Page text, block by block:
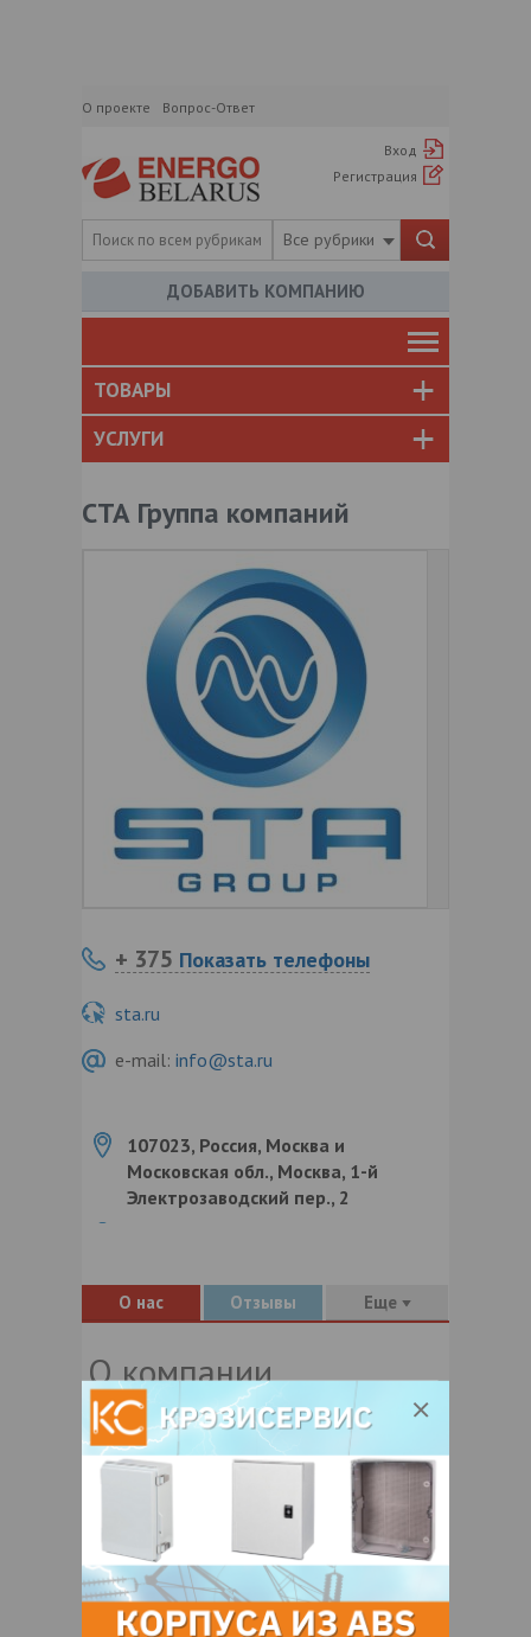
О проекте Вопрос-Ответ
Вход
Регистрация
Все рубрики
ДОБАВИТЬ КОМПАНИЮ
ТОВАРЫ
УСЛУГИ
СТА Группа компаний
+ 375 Показать телефоны
sta.ru
e-mail: info@sta.ru
107023, Россия, Москва и
Московская обл., Москва, 1-й
Электрозаводский пер., 2
О нас Отзывы Еще
О компании
Группа компаний «СТА»является одним
из ведущих поставщиков оборудования
для охранных систем на Российском рынке
и рынке СНГ. Один из главных принципов
нашей работы — сотрудничество только с
теми производителями, качество
продукции которых не вызывает сомнений.
Мы дорожим репутацией нашей компании
и репутацией наших партнеров.